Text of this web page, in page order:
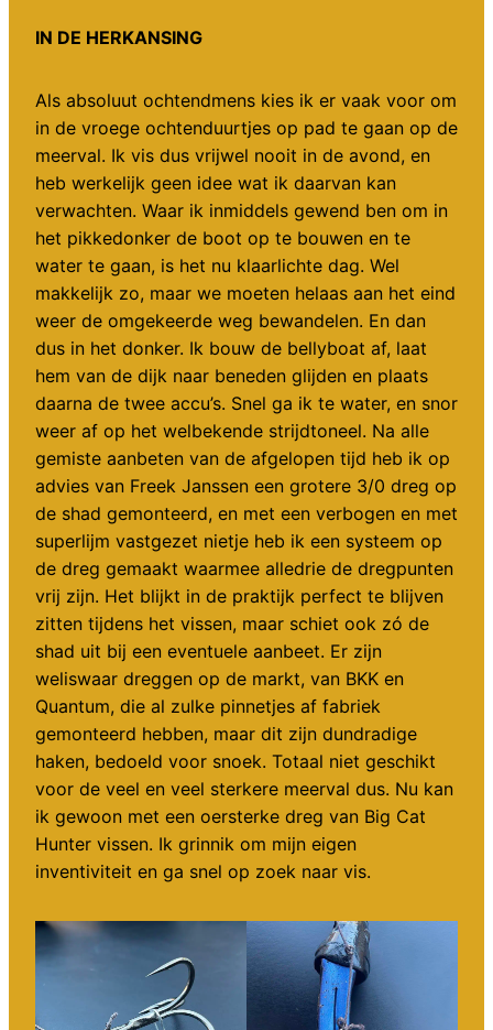
IN DE HERKANSING
Als absoluut ochtendmens kies ik er vaak voor om
in de vroege ochtenduurtjes op pad te gaan op de
meerval. Ik vis dus vrijwel nooit in de avond, en
heb werkelijk geen idee wat ik daarvan kan
verwachten. Waar ik inmiddels gewend ben om in
het pikkedonker de boot op te bouwen en te
water te gaan, is het nu klaarlichte dag. Wel
makkelijk zo, maar we moeten helaas aan het eind
weer de omgekeerde weg bewandelen. En dan
dus in het donker. Ik bouw de bellyboat af, laat
hem van de dijk naar beneden glijden en plaats
daarna de twee accu’s. Snel ga ik te water, en snor
weer af op het welbekende strijdtoneel. Na alle
gemiste aanbeten van de afgelopen tijd heb ik op
advies van Freek Janssen een grotere 3/0 dreg op
de shad gemonteerd, en met een verbogen en met
superlijm vastgezet nietje heb ik een systeem op
de dreg gemaakt waarmee alledrie de dregpunten
vrij zijn. Het blijkt in de praktijk perfect te blijven
zitten tijdens het vissen, maar schiet ook zó de
shad uit bij een eventuele aanbeet. Er zijn
weliswaar dreggen op de markt, van BKK en
Quantum, die al zulke pinnetjes af fabriek
gemonteerd hebben, maar dit zijn dundradige
haken, bedoeld voor snoek. Totaal niet geschikt
voor de veel en veel sterkere meerval dus. Nu kan
ik gewoon met een oersterke dreg van Big Cat
Hunter vissen. Ik grinnik om mijn eigen
inventiviteit en ga snel op zoek naar vis.